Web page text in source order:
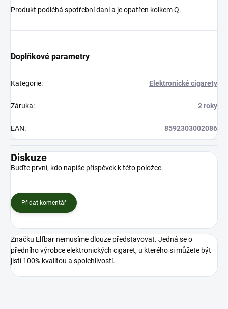
Produkt podléhá spotřební dani a je opatřen kolkem Q.
Doplňkové parametry
Kategorie: Elektronické cigarety
Záruka: 2 roky
EAN: 8592303002086
Diskuze
Buďte první, kdo napíše příspěvek k této položce.
Přidat komentář
Značku Elfbar nemusíme dlouze představovat. Jedná se o
předního výrobce elektronických cigaret, u kterého si můžete být
jistí 100% kvalitou a spolehlivostí.